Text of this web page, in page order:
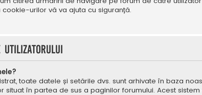
urilor vă va ajuta cu siguranță.
utilizatorului
toate datele și setările dvs. sunt arhivate în baza
situat în partea de sus a paginilor forumului. Acest